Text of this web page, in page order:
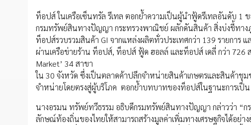
ท็อปส์ ในเครือเซ็นทรัล รีเทล ตอกย้ำความเป็นผู้นำฟู้ดรีเทลอันดับ
กรมทรัพย์สินทางปัญญา กระทรวงพาณิชย์ ผลักดันสินค้า สิ่งบ่งชี้ทาง
ท็อปส์รวบรวมสินค้า GI จากแหล่งผลิตทั่วประเทศกว่า 139 รายการ
ผ่านเครือข่ายร้าน ท็อปส์, ท็อปส์ ฟู้ด ฮอลล์ และท็อปส์ เดลี่ กว่า 726
Market’ 34 สาขา
ใน 30 จังหวัด ซึ่งเป็นตลาดค้าปลีกจำหน่ายสินค้าเกษตรและสินค้าชุ
จำหน่ายโดยตรงสู่ผู้บริโภค ตอกย้ำบทบาทของท็อปส์ในฐานะการเป็
นางอรมน ทรัพย์ทวีธรรม อธิบดีกรมทรัพย์สินทางปัญญา กล่าวว่า
ลักษณ์ท้องถิ่นของไทยให้สามารถสร้างมูลค่าเพิ่มทางเศรษฐกิจได้อย่